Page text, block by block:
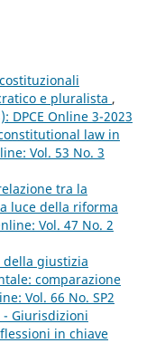
e pluralista ,
DPCE Online 3-2023
law in
Vol. 53 No. 3
tra la
luce della riforma
Vol. 47 No. 2
giustizia
comparazione
Vol. 66 No. SP2
- Giurisdizioni
in chiave